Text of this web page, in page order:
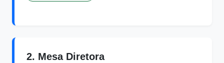
2. Mesa Diretora